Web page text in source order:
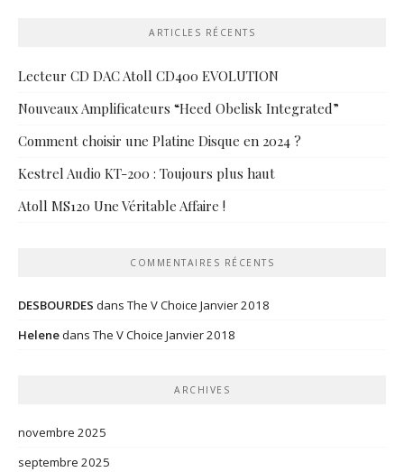
ARTICLES RÉCENTS
Lecteur CD DAC Atoll CD400 EVOLUTION
Nouveaux Amplificateurs “Heed Obelisk Integrated”
Comment choisir une Platine Disque en 2024 ?
Kestrel Audio KT-200 : Toujours plus haut
Atoll MS120 Une Véritable Affaire !
COMMENTAIRES RÉCENTS
DESBOURDES dans The V Choice Janvier 2018
Helenedans The V Choice Janvier 2018
ARCHIVES
novembre 2025
septembre 2025